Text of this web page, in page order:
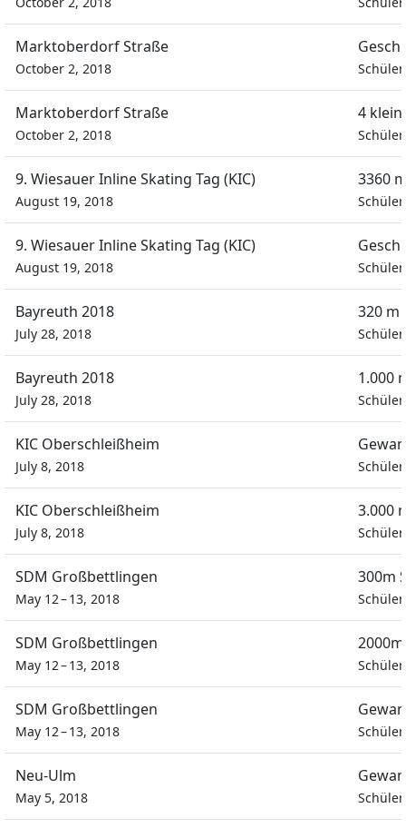
Marktoberdorf Straße
October 2, 2018
Marktoberdorf Straße
October 2, 2018
4
9. Wiesauer Inline Skating Tag (KIC)
August 19, 2018
3360
9. Wiesauer Inline Skating Tag (KIC)
August 19, 2018
Bayreuth 2018
July 28, 2018
320 m
Bayreuth 2018
July 28, 2018
1.000
KIC Oberschleißheim
July 8, 2018
KIC Oberschleißheim
July 8, 2018
3.000
SDM Großbettlingen
May 12 – 13, 2018
300m
SDM Großbettlingen
May 12 – 13, 2018
SDM Großbettlingen
May 12 – 13, 2018
Neu-Ulm
May 5, 2018